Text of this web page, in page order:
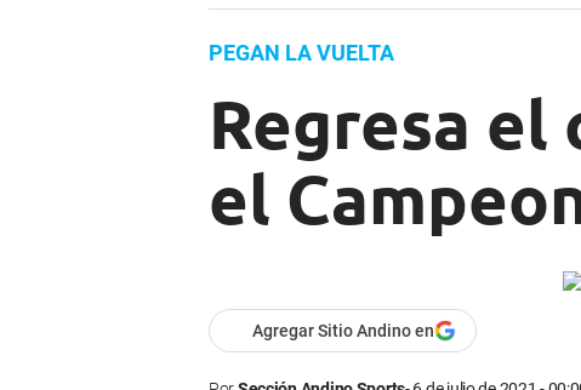
PEGAN LA VUELTA
Regresa el
el
Agregar Sitio Andino en